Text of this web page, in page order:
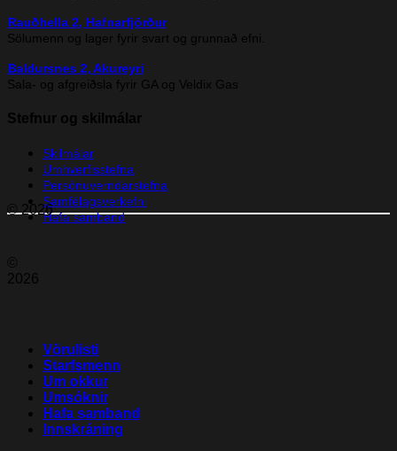
Rauðhella 2, Hafnarfjörður
Sölumenn og lager fyrir svart og grunnað efni.
Baldursnes 2, Akureyri
Sala- og afgreiðsla fyrir GA og Veldix Gas
Stefnur og skilmálar
Skilmálar
Umhverfisstefna
Persónuverndarstefna
Samfélagsverkefni
Hafa samband
© 2026
©
2026
Vörulisti
Starfsmenn
Um okkur
Umsóknir
Hafa samband
Innskráning